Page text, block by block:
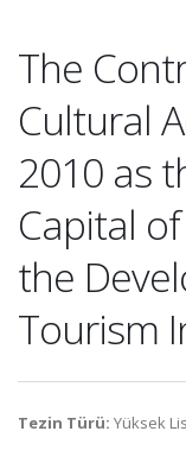
The
Cultural
2010 as
Capital
the
Tourism
Tezin Türü: Yüksek